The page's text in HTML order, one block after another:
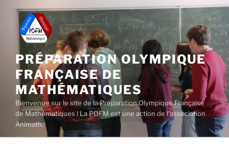
contenu
principal
PRÉPARATION OLYMPIQUE
FRANÇAISE DE
MATHÉMATIQUES
Bienvenue sur le site de la Préparation Olympique Française
de Mathématiques ! La POFM est une action de l'association
Animath.